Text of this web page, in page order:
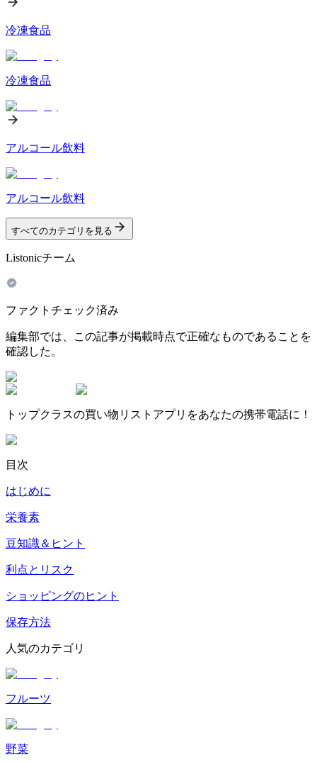
冷凍食品
冷凍食品
アルコール飲料
アルコール飲料
すべてのカテゴリを見る
Listonicチーム
ファクトチェック済み
編集部では、この記事が掲載時点で正確なものであることを
確認した。
トップクラスの買い物リストアプリをあなたの携帯電話に！
目次
はじめに
栄養素
豆知識＆ヒント
利点とリスク
ショッピングのヒント
保存方法
人気のカテゴリ
フルーツ
野菜